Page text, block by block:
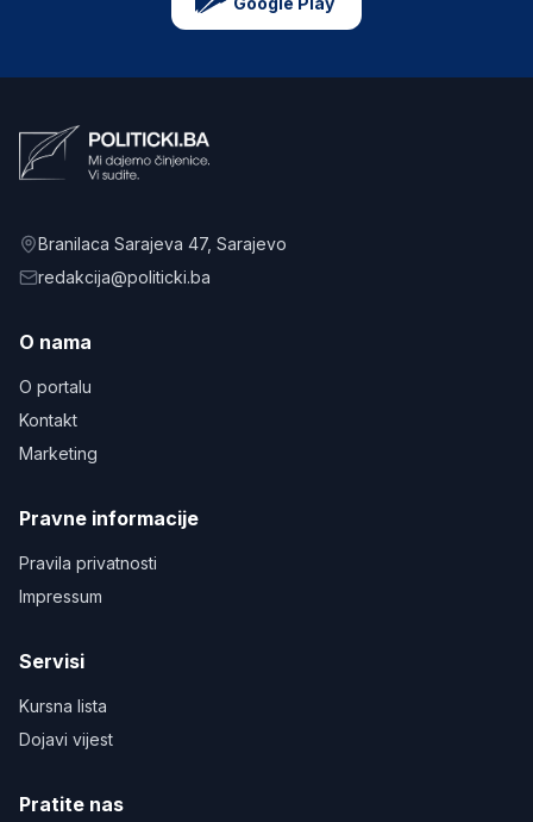
Branilaca Sarajeva 47, Sarajevo
redakcija@politicki.ba
O nama
O portalu
Kontakt
Marketing
Pravne informacije
Pravila privatnosti
Impressum
Servisi
Kursna lista
Dojavi vijest
Pratite nas